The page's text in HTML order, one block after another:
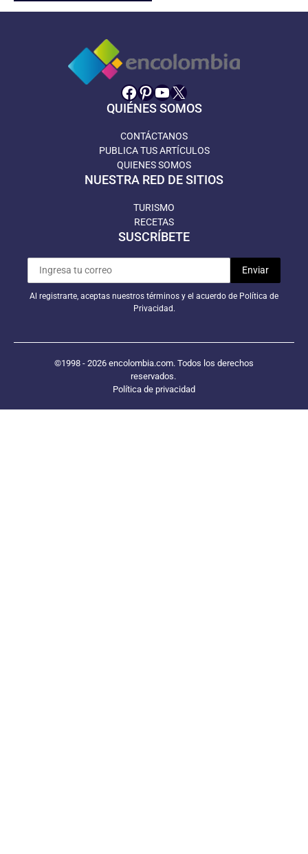
Facebook
Pinterest
YouTube
X
QUIÉNES SOMOS
CONTÁCTANOS
PUBLICA TUS ARTÍCULOS
QUIENES SOMOS
NUESTRA RED DE SITIOS
TURISMO
RECETAS
SUSCRÍBETE
Al registrarte, aceptas nuestros términos y el acuerdo de Política de
Privacidad.
©1998 - 2026 encolombia.com. Todos los derechos
reservados.
Política de privacidad